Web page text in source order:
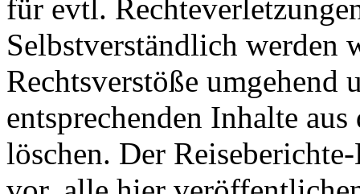
für evtl.
Selbstverständlich werden
Rechtsverstöße umgehend
entsprechenden Inhalte
löschen. Der